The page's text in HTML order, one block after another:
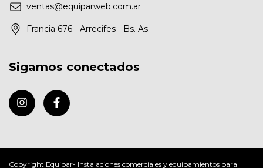
ventas@equiparweb.com.ar
Francia 676 - Arrecifes - Bs. As.
Sigamos conectados
Copyright Equipar- Instalaciones comerciales y equipamientos para